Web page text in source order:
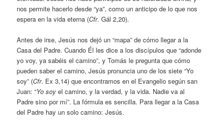
nos permite hacerlo desde “ya”, como un anticipo de lo que nos
espera en la vida eterna (Cfr. Gál 2,20).
Antes de irse, Jesús nos dejó un “mapa” de cómo llegar a la
Casa del Padre. Cuando Él les dice a los discípulos que “adonde
yo voy, ya sabéis el camino”, y Tomás le pregunta que cómo
pueden saber el camino, Jesús pronuncia uno de los siete “Yo
soy” (Cfr. Ex 3,14) que encontramos en el Evangelio según san
Juan: “Yo soyel camino, y la verdad, y la vida. Nadie va al
Padre sino por mí”. La fórmula es sencilla. Para llegar a la Casa
del Padre hay un solo camino: Jesús.